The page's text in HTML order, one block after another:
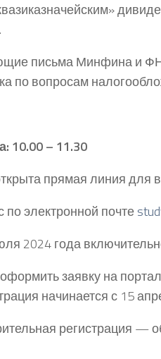
письма Минфина и
по вопросам
10.00 – 11.30
прямая линия для
электронной почте
2024 года
заявку на
начинается с 15
регистрация —